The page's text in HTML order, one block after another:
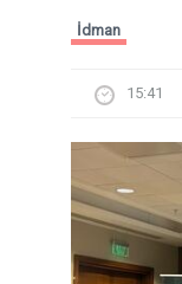
İdman
15:41